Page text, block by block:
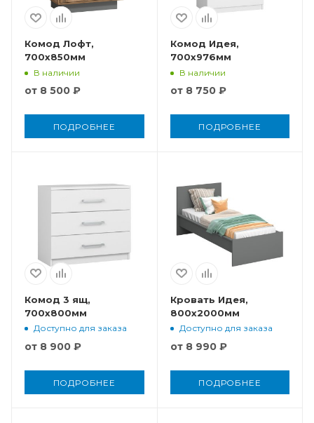
Комод Лофт,
700x850мм
В наличии
от 8 500 ₽
ПОДРОБНЕЕ
Комод Идея,
700x976мм
В наличии
от 8 750 ₽
ПОДРОБНЕЕ
Комод 3 ящ,
700x800мм
Доступно для заказа
от 8 900 ₽
ПОДРОБНЕЕ
Кровать Идея,
800x2000мм
Доступно для заказа
от 8 990 ₽
ПОДРОБНЕЕ